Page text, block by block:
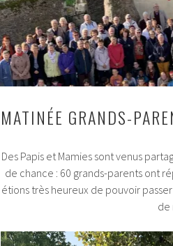
MATINÉE GRANDS-
Des Papis et Mamies sont venus
de chance : 60 grands-parents ont
étions très heureux de pouvoir
de